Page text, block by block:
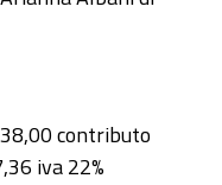
38,00 contributo
iva 22%